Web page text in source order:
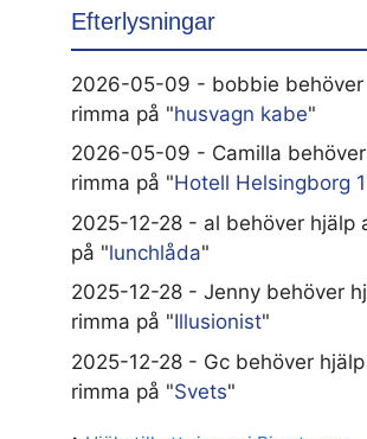
Efterlysningar
2026-05-09 - bobbie
rimma på "husvagn kabe"
2026-05-09 - Camilla
rimma på "Hotell Helsingborg
2025-12-28 - al behöver hjälp
på "lunchlåda"
2025-12-28 - Jenny behöver
rimma på "Illusionist"
2025-12-28 - Gc behöver
rimma på "Svets"